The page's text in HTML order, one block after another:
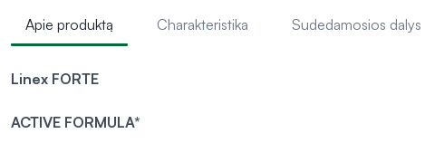
Apie produktą Charakteristika Sudedamosios dalys
Linex FORTE
ACTIVE FORMULA*